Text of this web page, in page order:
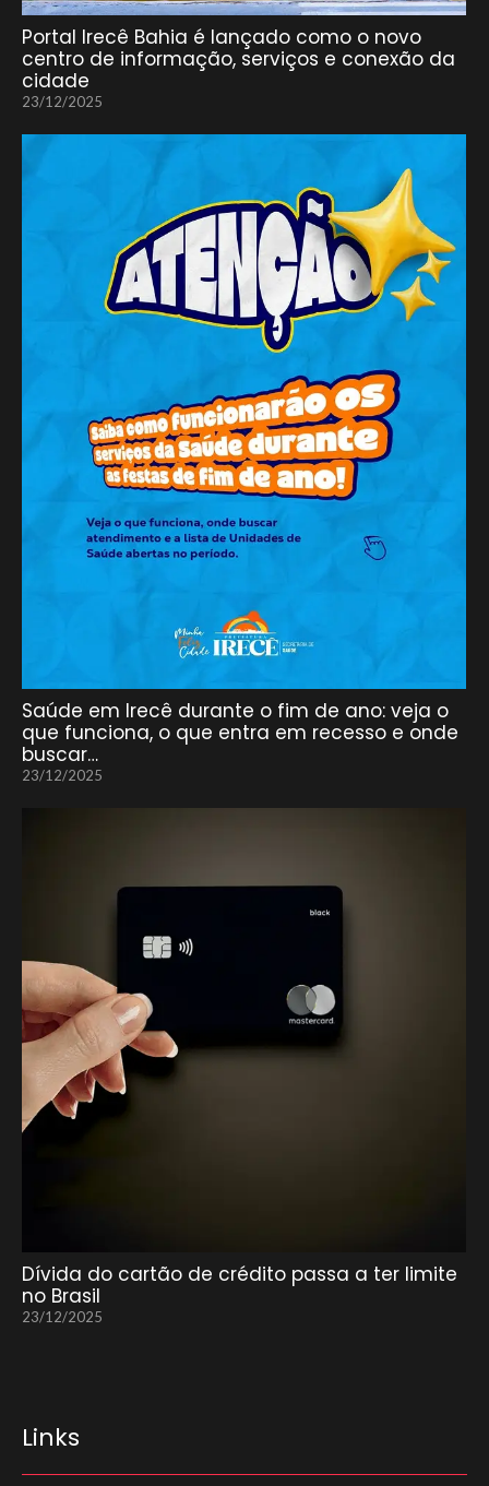
Portal Irecê Bahia é lançado como o novo
centro de informação, serviços e conexão da
cidade
23/12/2025
Saúde em Irecê durante o fim de ano: veja o
que funciona, o que entra em recesso e onde
buscar…
23/12/2025
Dívida do cartão de crédito passa a ter limite
no Brasil
23/12/2025
Links